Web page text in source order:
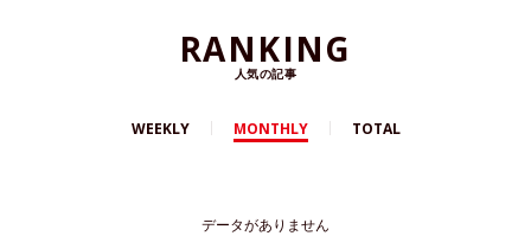
RANKING
人気の記事
WEEKLY MONTHLY TOTAL
データがありません